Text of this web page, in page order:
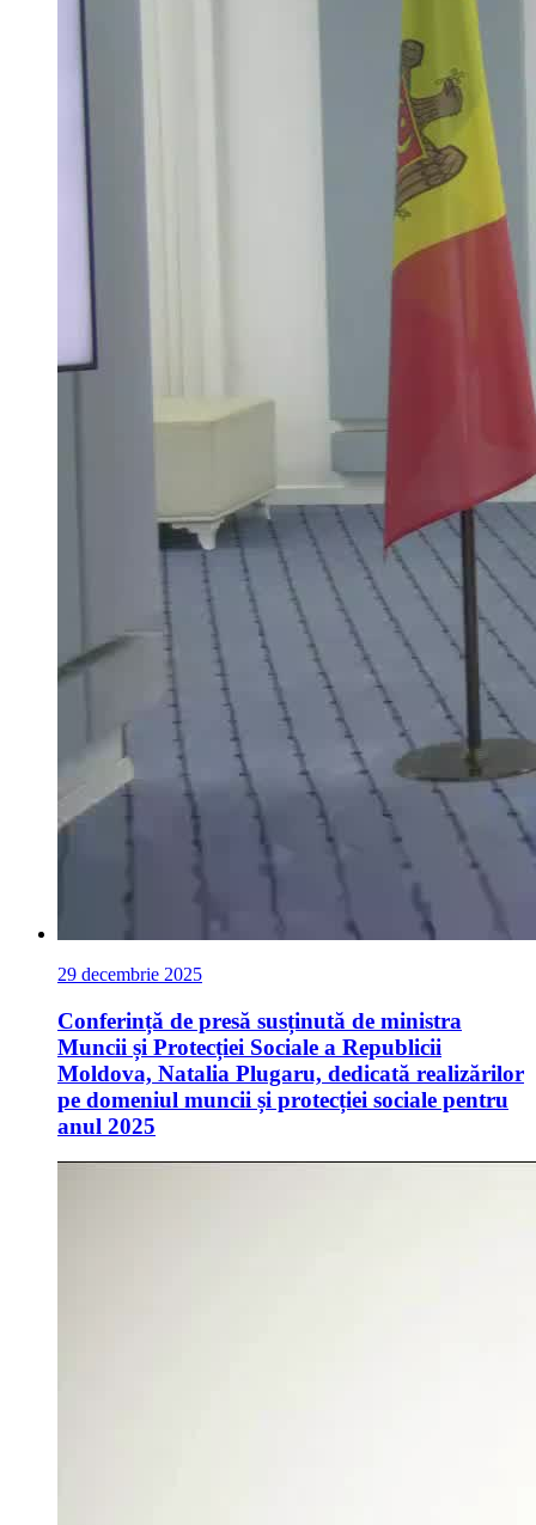
29 decembrie 2025
Conferință de presă susținută de ministra
Muncii și Protecției Sociale a Republicii
Moldova, Natalia Plugaru, dedicată realizărilor
pe domeniul muncii și protecției sociale pentru
anul 2025